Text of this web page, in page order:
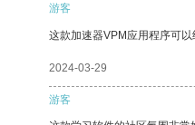
游客
这款加速器VPM应用程序可
2024-03-29
游客